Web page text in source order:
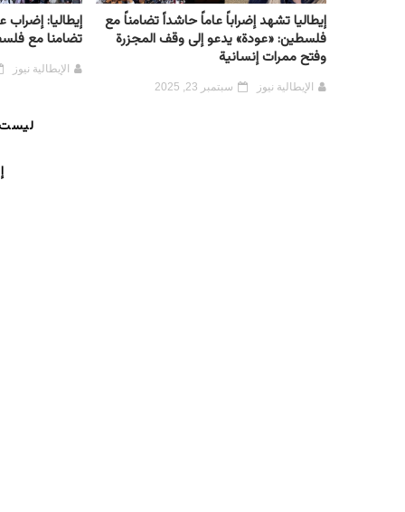
إيطاليا تشهد إضراباً عاماً حاشداً تضامناً مع
فلسطين: «عودة» يدعو إلى وقف المجزرة
وفتح ممرات إنسانية
الإيطالية نيوز سبتمبر 23, 2025
إيطاليا:
تضامنا مع
الإيطالية نيوز